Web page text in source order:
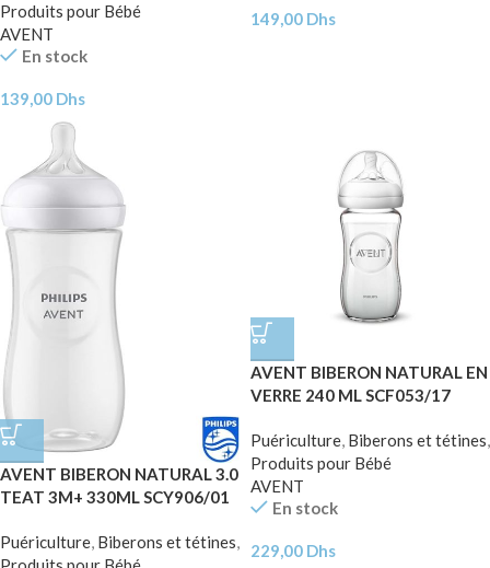
Produits pour Bébé
AVENT
En stock
139,00 Dhs
149,00 Dhs
AVENT BIBERON NATURAL 3.0
TEAT 3M+ 330ML SCY906/01
Puériculture, Biberons et tétines,
AVENT BIBERON NATURAL EN
VERRE 240 ML SCF053/17
Puériculture, Biberons et tétines,
Produits pour Bébé
AVENT
En stock
229,00 Dhs